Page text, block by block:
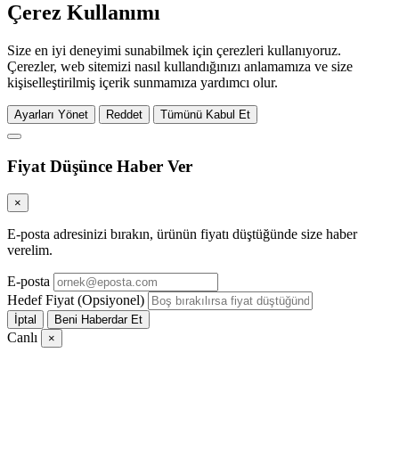
Çerez Kullanımı
Size en iyi deneyimi sunabilmek için çerezleri kullanıyoruz.
Çerezler, web sitemizi nasıl kullandığınızı anlamamıza ve size
kişiselleştirilmiş içerik sunmamıza yardımcı olur.
Ayarları Yönet Reddet Tümünü Kabul Et
Fiyat Düşünce Haber Ver
×
E-posta adresinizi bırakın, ürünün fiyatı düştüğünde size haber
verelim.
E-posta
Hedef Fiyat (Opsiyonel)
İptal Beni Haberdar Et
Canlı ×